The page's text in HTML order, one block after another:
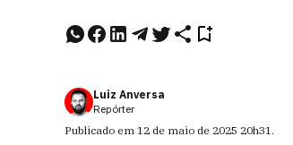
Luiz Anversa
Repórter
Publicado em 12 de maio de 2025 20h31.